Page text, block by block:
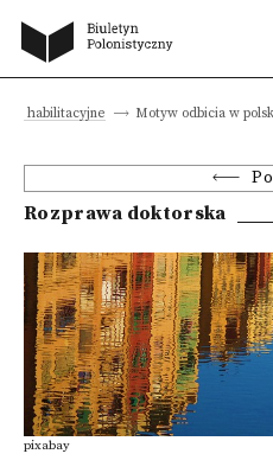
i habilitacyjne Motyw odbicia w
Rozprawa doktorska
pixabay